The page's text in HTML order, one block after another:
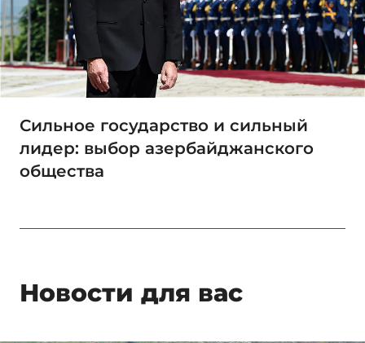
Сильное государство и сильный
лидер: выбор азербайджанского
общества
Новости для вас